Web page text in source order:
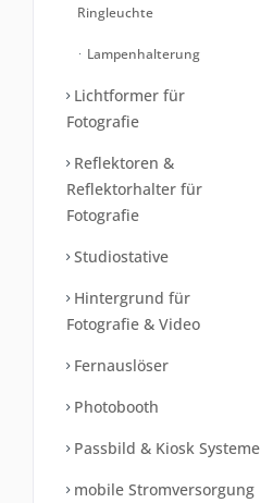
Ringleuchte
Lampenhalterung
Lichtformer für
Fotografie
Reflektoren &
Reflektorhalter für
Fotografie
Studiostative
Hintergrund für
Fotografie & Video
Fernauslöser
Photobooth
Passbild & Kiosk Systeme
mobile Stromversorgung